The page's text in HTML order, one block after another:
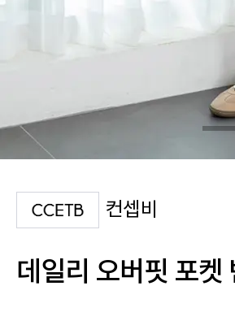
컨셉비
데일리 오버핏 포켓